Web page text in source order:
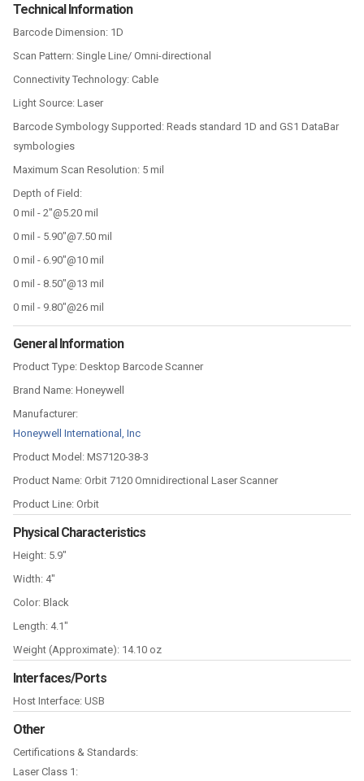
Technical Information
Barcode Dimension: 1D
Scan Pattern: Single Line/ Omni-directional
Connectivity Technology: Cable
Light Source: Laser
Barcode Symbology Supported: Reads standard 1D and GS1 DataBar
symbologies
Maximum Scan Resolution: 5 mil
Depth of Field:
0 mil - 2"@5.20 mil
0 mil - 5.90"@7.50 mil
0 mil - 6.90"@10 mil
0 mil - 8.50"@13 mil
0 mil - 9.80"@26 mil
General Information
Product Type: Desktop Barcode Scanner
Brand Name: Honeywell
Manufacturer:
Honeywell International, Inc
Product Model: MS7120-38-3
Product Name: Orbit 7120 Omnidirectional Laser Scanner
Product Line: Orbit
Physical Characteristics
Height: 5.9"
Width: 4"
Color: Black
Length: 4.1"
Weight (Approximate): 14.10 oz
Interfaces/Ports
Host Interface: USB
Other
Certifications & Standards:
Laser Class 1: